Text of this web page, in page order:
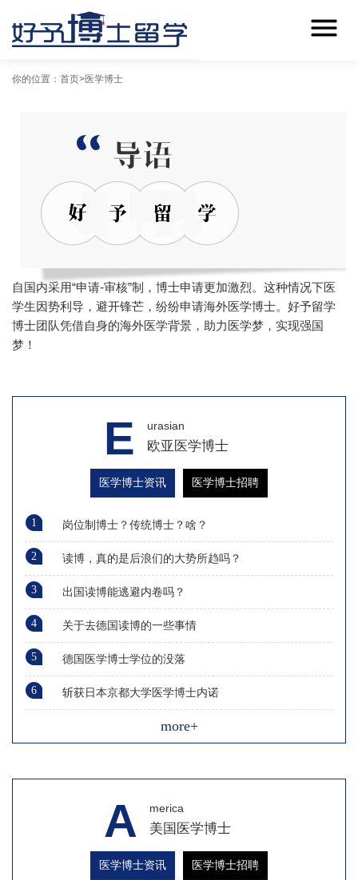
你的位置： 首页>医学博士
自国内采用“申请-审核”制，博士申请更加激烈。这种情况下医
学生因势利导，避开锋芒，纷纷申请海外医学博士。好予留学
博士团队凭借自身的海外医学背景，助力医学梦，实现强国
梦！
E urasian
欧亚医学博士
医学博士资讯 医学博士招聘
1 岗位制博士？传统博士？啥？
2 读博，真的是后浪们的大势所趋吗？
3 出国读博能逃避内卷吗？
4 关于去德国读博的一些事情
5 德国医学博士学位的没落
6 斩获日本京都大学医学博士内诺
more+
A merica
美国医学博士
医学博士资讯 医学博士招聘